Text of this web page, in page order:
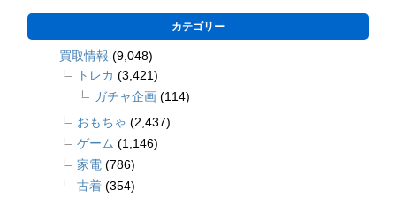
カテゴリー
買取情報 (9,048)
トレカ (3,421)
ガチャ企画 (114)
おもちゃ (2,437)
ゲーム (1,146)
家電 (786)
古着 (354)